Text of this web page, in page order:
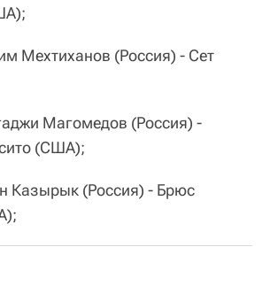
Мехтиханов (Россия) - Сет
Магомедов (Россия) -
(США);
Казырык (Россия) - Брюс